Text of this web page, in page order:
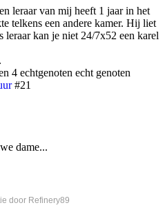
leraar van mij heeft 1 jaar in het
telkens een andere kamer. Hij liet
leraar kan je niet 24/7x52 een karel
4 echtgenoten echt genoten
#21
dame...
door Refinery89